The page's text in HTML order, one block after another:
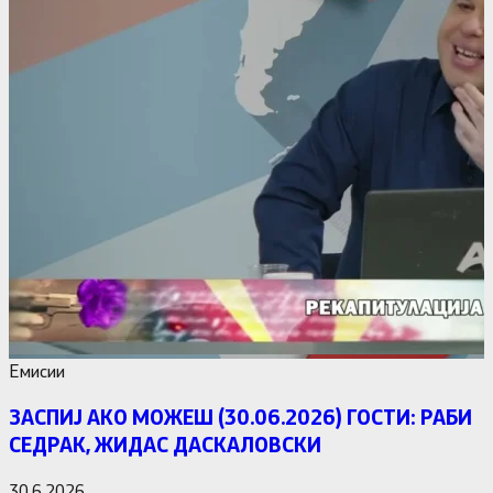
Емисии
ЗАСПИЈ АКО МОЖЕШ (30.06.2026) ГОСТИ: РАБИ
СЕДРАК, ЖИДАС ДАСКАЛОВСКИ